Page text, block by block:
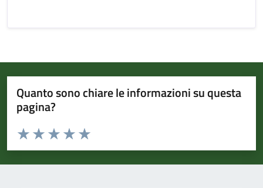
Quanto sono chiare le informazioni su questa
pagina?
Valuta da 1 a 5 stelle la pagina
Valuta 5 stelle su 5
Valuta 4 stelle su 5
Valuta 3 stelle su 5
Valuta 2 stelle su 5
Valuta 1 stelle su 5